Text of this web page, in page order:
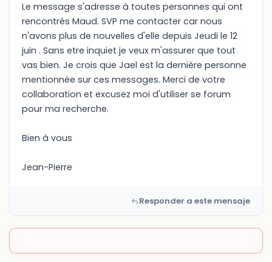
Le message s'adresse à toutes personnes qui ont
rencontrés Maud. SVP me contacter car nous
n'avons plus de nouvelles d'elle depuis Jeudi le 12
juin . Sans etre inquiet je veux m'assurer que tout
vas bien. Je crois que Jael est la dernière personne
mentionnée sur ces messages. Merci de votre
collaboration et excusez moi d'utiliser se forum
pour ma recherche.
Bien à vous
Jean-Pierre
Responder a este mensaje